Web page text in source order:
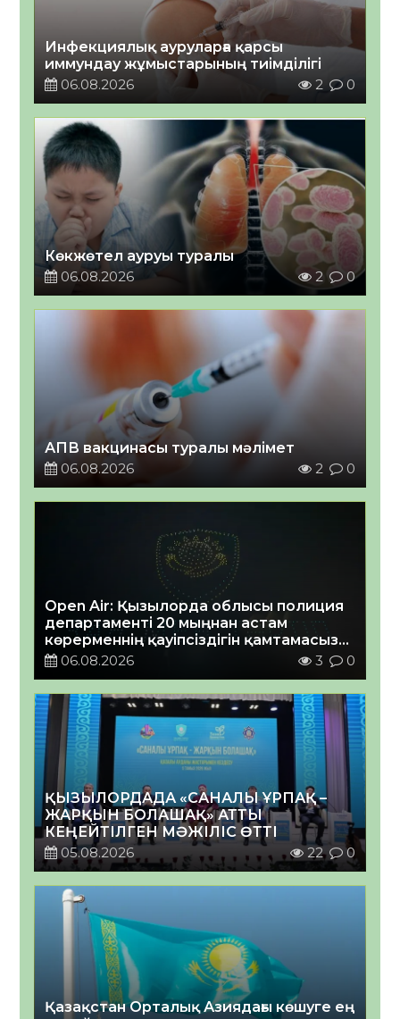
Инфекциялық ауруларға қарсы
иммундау жұмыстарының тиімділігі
06.08.2026
2 0
Көкжөтел ауруы туралы
06.08.2026
2 0
АПВ вакцинасы туралы мәлімет
06.08.2026
2 0
Open Air: Қызылорда облысы полиция
департаменті 20 мыңнан астам
көрерменнің қауіпсіздігін қамтамасыз
етті06.08.2026 3 0
ҚЫЗЫЛОРДАДА «САНАЛЫ ҰРПАҚ –
ЖАРҚЫН БОЛАШАҚ» АТТЫ
КЕҢЕЙТІЛГЕН МӘЖІЛІС ӨТТІ
05.08.2026
22 0
Қазақстан Орталық Азиядағы көшуге ең